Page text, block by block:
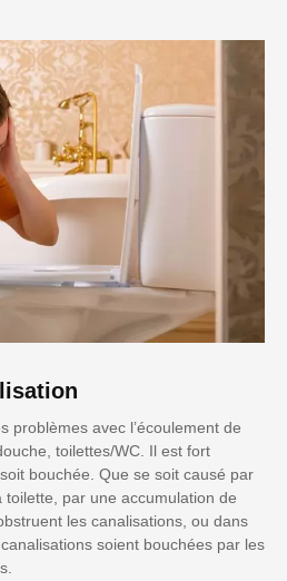
problèmes avec l’écoulement de
toilettes/WC. Il est fort
bouchée. Que se soit causé par
par une accumulation de
les canalisations, ou dans
soient bouchées par les